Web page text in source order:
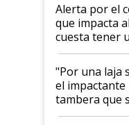
Alerta por el
que impacta
cuesta tener
y el peligro
pase a ser
"Por una laja
el impactante
tambera que
tornado